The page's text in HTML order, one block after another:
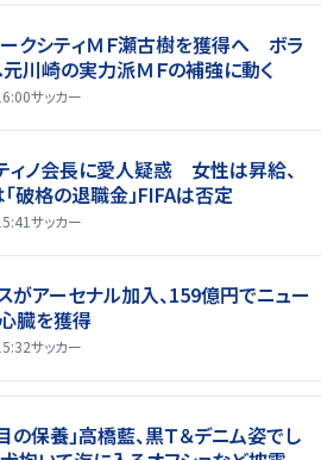
クシティＭＦ瀬古樹を獲得へ ボラ
川崎の実力派ＭＦの補強に動く
サッカー
ィノ会長に愛人疑惑 女性は昇給、
破格の退職金」FIFAは否定
サッカー
がアーセナル加入、159億円でニュー
臓を獲得
サッカー
目の保養」高橋藍、黒Ｔ＆デニム姿でし